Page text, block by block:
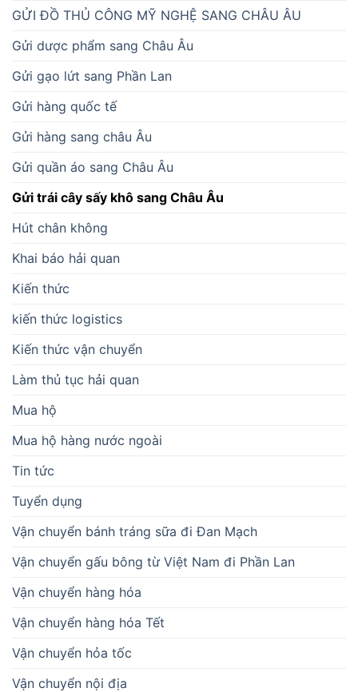
GỬI ĐỒ THỦ CÔNG MỸ NGHỆ SANG CHÂU ÂU
Gửi dược phẩm sang Châu Âu
Gửi gạo lứt sang Phần Lan
Gửi hàng quốc tế
Gửi hàng sang châu Âu
Gửi quần áo sang Châu Âu
Gửi trái cây sấy khô sang Châu Âu
Hút chân không
Khai báo hải quan
Kiến thức
kiến thức logistics
Kiến thức vận chuyển
Làm thủ tục hải quan
Mua hộ
Mua hộ hàng nước ngoài
Tin tức
Tuyển dụng
Vận chuyển bánh tráng sữa đi Đan Mạch
Vận chuyển gấu bông từ Việt Nam đi Phần Lan
Vận chuyển hàng hóa
Vận chuyển hàng hóa Tết
Vận chuyển hỏa tốc
Vận chuyển nội địa